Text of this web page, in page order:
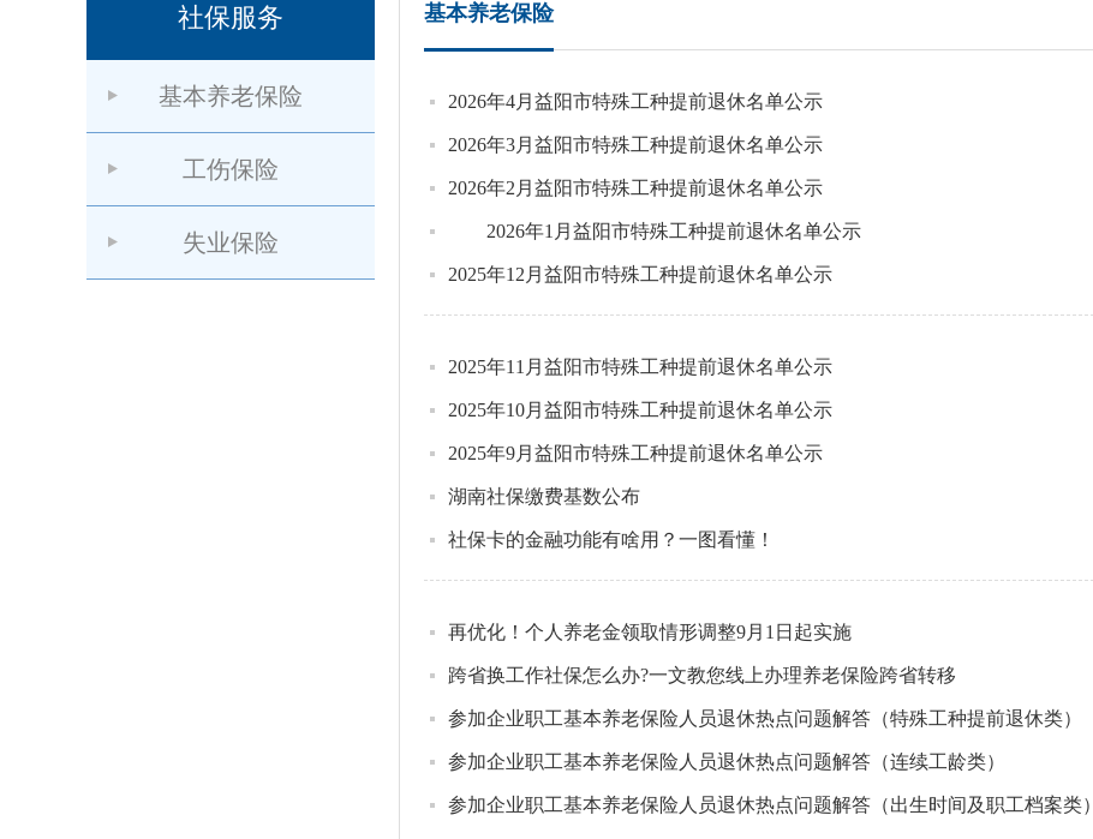
社保服务
基本养老保险
工伤保险
失业保险
基本养老保险
2026年4月益阳市特殊工种提前退休名单公示
2026年3月益阳市特殊工种提前退休名单公示
2026年2月益阳市特殊工种提前退休名单公示
2026年1月益阳市特殊工种提前退休名单公示
2025年12月益阳市特殊工种提前退休名单公示
2025年11月益阳市特殊工种提前退休名单公示
2025年10月益阳市特殊工种提前退休名单公示
2025年9月益阳市特殊工种提前退休名单公示
湖南社保缴费基数公布
社保卡的金融功能有啥用？一图看懂！
再优化！个人养老金领取情形调整9月1日起实施
跨省换工作社保怎么办?一文教您线上办理养老保险跨省转移
参加企业职工基本养老保险人员退休热点问题解答（特殊工种提前退休类）
参加企业职工基本养老保险人员退休热点问题解答（连续工龄类）
参加企业职工基本养老保险人员退休热点问题解答（出生时间及职工档案类）